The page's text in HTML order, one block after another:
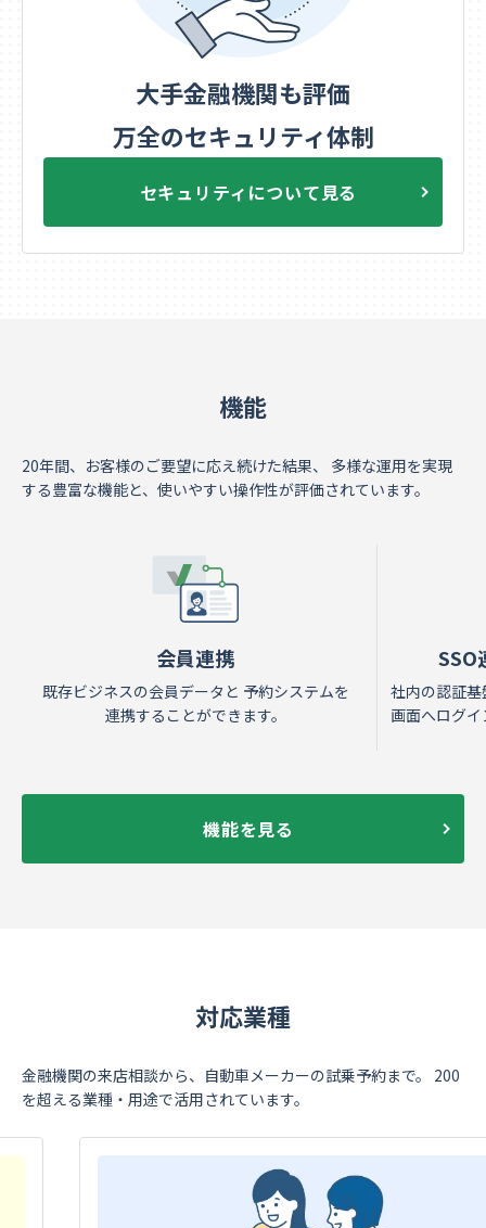
大手金融機関も評価
万全のセキュリティ体制
セキュリティについて見る
機能
20年間、お客様のご要望に応え続けた結果、
多様な運用を実現
する豊富な機能と、使いやすい操作性が評価されています。
会員連携
既存ビジネスの会員データと 予約システムを
連携することができます。
SSO
社内の認証
画面へログ
機能を見る
対応業種
金融機関の来店相談から、自動車メーカーの試乗予約まで。
200
を超える業種・用途で活用されています。